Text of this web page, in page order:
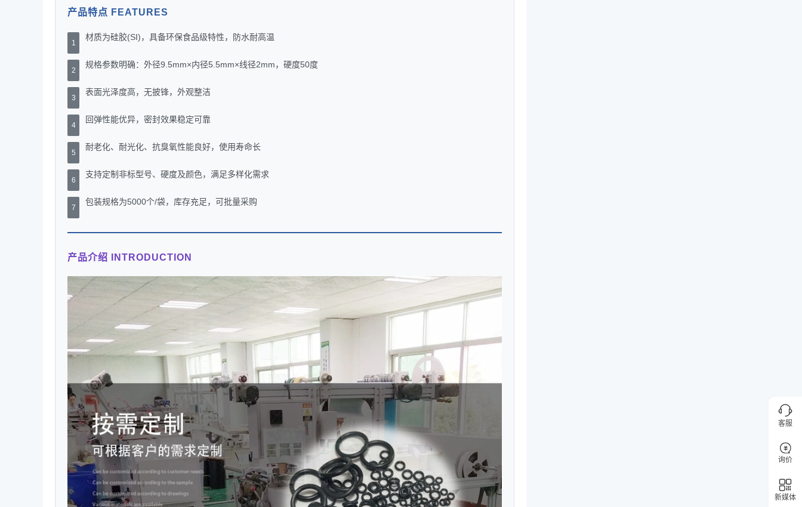
产品特点 FEATURES
1
材质为硅胶(SI)，具备环保食品级特性，防水耐高温
2
规格参数明确：外径9.5mm×内径5.5mm×线径2mm，硬度50度
3
表面光泽度高，无披锋，外观整洁
4
回弹性能优异，密封效果稳定可靠
5
耐老化、耐光化、抗臭氧性能良好，使用寿命长
6
支持定制非标型号、硬度及颜色，满足多样化需求
7
包装规格为5000个/袋，库存充足，可批量采购
产品介绍 INTRODUCTION
客服
询价
新媒体